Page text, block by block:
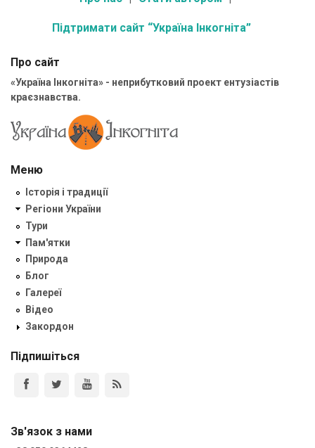
Підтримати сайт “Україна Інкогніта”
Про сайт
«Україна Інкогніта» - неприбутковий проект ентузіастів
краєзнавства.
Меню
Історія і традиції
Регіони України
Тури
Пам'ятки
Природа
Блог
Галереї
Відео
Закордон
Підпишіться
Зв'язок з нами